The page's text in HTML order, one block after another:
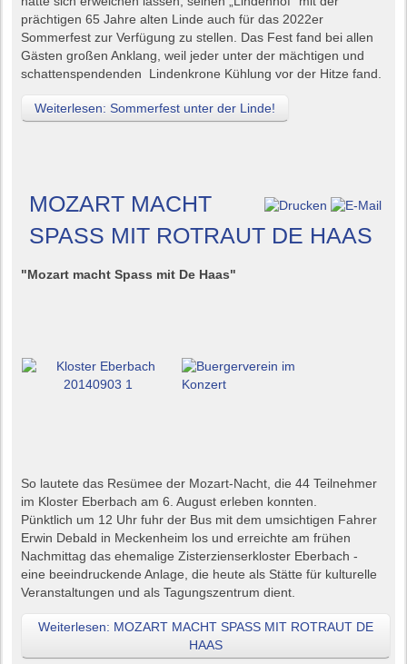
prächtigen 65 Jahre alten Linde auch für das 2022er
Sommerfest zur Verfügung zu stellen. Das Fest fand bei allen
Gästen großen Anklang, weil jeder unter der mächtigen und
schattenspendenden Lindenkrone Kühlung vor der Hitze fand.
Weiterlesen: Sommerfest unter der Linde!
MOZART MACHT
SPASS MIT ROTRAUT DE HAAS
"Mozart macht Spass mit De Haas"
So lautete das Resümee der Mozart-Nacht, die 44 Teilnehmer
im Kloster Eberbach am 6. August erleben konnten.
Pünktlich um 12 Uhr fuhr der Bus mit dem umsichtigen Fahrer
Erwin Debald in Meckenheim los und erreichte am frühen
Nachmittag das ehemalige Zisterzienserkloster Eberbach -
eine beeindruckende Anlage, die heute als Stätte für kulturelle
Veranstaltungen und als Tagungszentrum dient.
Weiterlesen: MOZART MACHT SPASS MIT ROTRAUT DE
HAAS